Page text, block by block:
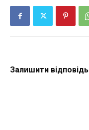
Залишити відповідь